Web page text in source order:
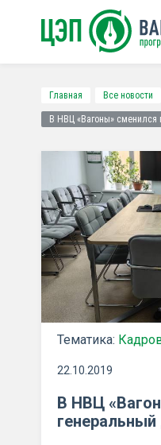
Главная Все новости
В НВЦ «Вагоны» сменился
Тематика:
22.10.2019
В НВЦ